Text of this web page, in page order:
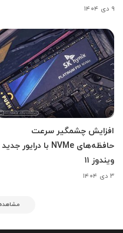
۹ دی ۱۴۰۴
افزایش چشمگیر سرعت
حافظه‌های NVMe با درایور جدید
ویندوز ۱۱
۳ دی ۱۴۰۴